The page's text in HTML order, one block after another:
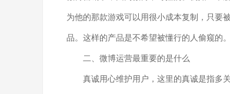
为他的那款游戏可以用很小成本复制，只要
品。这样的产品是不希望被懂行的人偷窥的。
二、微博运营最重要的是什么
真诚用心维护用户，这里的真诚是指多